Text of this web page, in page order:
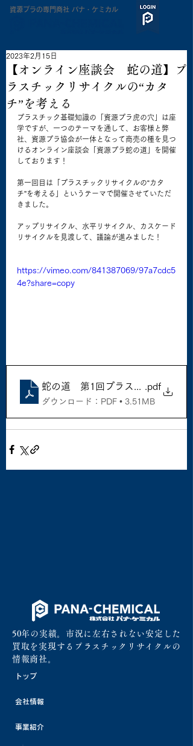
​資源プラの専門商社 パナ・ケミカル
【オンライン座談会 蛇の道】プ
ラスチックリサイクルの“カタ
チ”を考える
2023年2月15日
プラスチック基礎知識の「資源プラ虎の穴」は座
学ですが、一つのテーマを通して、お客様と弊
社、資源プラ協会が一体となって商売の種を見つ
けるオンライン座談会「資源プラ蛇の道」を開催
しております！
第一回目は「プラスチックリサイクルの“カタ
チ”を考える」というテーマで開催させていただ
きました。
アップリサイクル、水平リサイクル、カスケード
リサイクルを見渡して、議論が進みました！
https://vimeo.com/841387069/97a7cdc5
4e?share=copy
蛇の道 第1回プラスチックリサイ
.pdf
ダウンロード：PDF • 3.51MB
50年の実績。市況に左右されない安定した
買取を実現するプラスチックリサイクルの
情報商社。
トップ
会社情報
事業紹介